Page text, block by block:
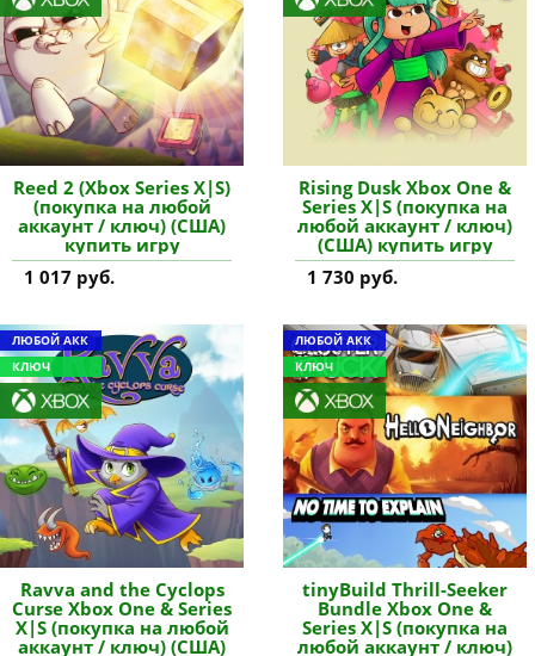
Reed 2 (Xbox Series X|S)
(покупка на любой
аккаунт / ключ) (США)
купить игру
1 017 руб.
Rising Dusk Xbox One &
Series X|S (покупка на
любой аккаунт / ключ)
(США) купить игру
1 730 руб.
ЛЮБОЙ АКК
КЛЮЧ
Ravva and the Cyclops
Curse Xbox One & Series
X|S (покупка на любой
аккаунт / ключ) (США)
ЛЮБОЙ АКК
КЛЮЧ
tinyBuild Thrill-Seeker
Bundle Xbox One &
Series X|S (покупка на
любой аккаунт / ключ)